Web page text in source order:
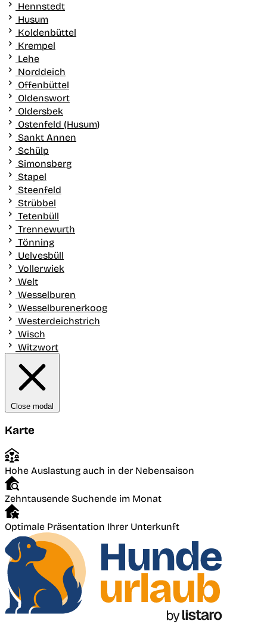
Hennstedt
Husum
Koldenbüttel
Krempel
Lehe
Norddeich
Offenbüttel
Oldenswort
Oldersbek
Ostenfeld (Husum)
Sankt Annen
Schülp
Simonsberg
Stapel
Steenfeld
Strübbel
Tetenbüll
Trennewurth
Tönning
Uelvesbüll
Vollerwiek
Welt
Wesselburen
Wesselburenerkoog
Westerdeichstrich
Wisch
Witzwort
Close modal
Karte
Hohe Auslastung auch in der Nebensaison
Zehntausende Suchende im Monat
Optimale Präsentation Ihrer Unterkunft